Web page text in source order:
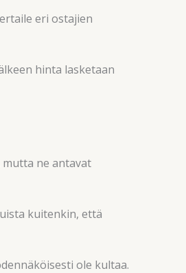
eri ostajien
hinta lasketaan
ne antavat
kuitenkin, että
ole kultaa.